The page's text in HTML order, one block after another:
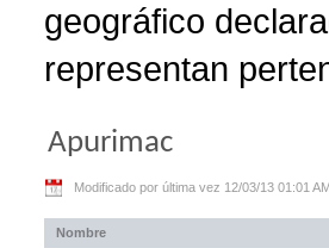
geográfico
representan
Apurimac
Modificado por última vez 12/03/13 01:01
Nombre